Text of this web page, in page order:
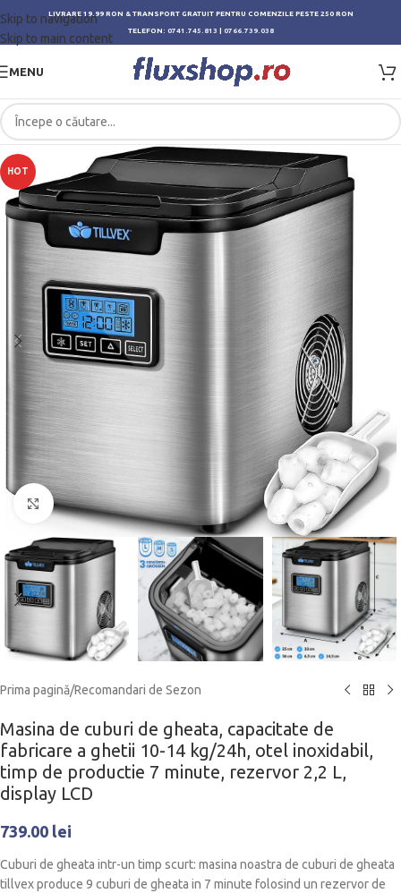
Skip to navigation
Skip to main content
LIVRARE 19.99 RON & TRANSPORT GRATUIT PENTRU COMENZILE PESTE 250 RON
TELEFON: 0741.745.813 0766.739.038
MENU
HOT
Click to enlarge
Prima pagină/Recomandari de Sezon
Masina de cuburi de gheata, capacitate de
fabricare a ghetii 10-14 kg/24h, otel inoxidabil,
timp de productie 7 minute, rezervor 2,2 L,
display LCD
739.00 lei
Cuburi de gheata intr-un timp scurt: masina noastra de cuburi de gheata
tillvex produce 9 cuburi de gheata in 7 minute folosind un rezervor de